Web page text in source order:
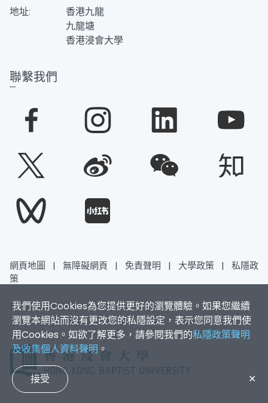
我們使用Cookies為您提供更好的瀏覽體驗。如果您繼續
瀏覽本網站而沒有更改您的私隱設定，表示您同意我們使
用Cookies。如欲了解更多，請參閱我們的私隱政策聲明
及收集個人資料聲明 。
接受 ✕
地址:
香港九龍
九龍塘
香港浸會大學
聯繫我們
網頁地圖 | 無障礙網頁 | 免責聲明 | 大學政策 |
私隱政
策
香港浸會大學 版權所有 © 2026